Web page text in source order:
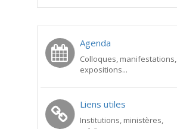
Agenda
Colloques, manifestations,
expositions...
Liens utiles
Institutions, ministères,